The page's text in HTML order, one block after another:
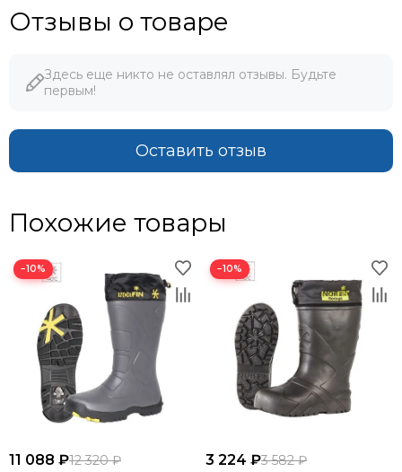
Отзывы о товаре
Здесь еще никто не оставлял отзывы. Будьте
первым!
Оставить отзыв
Похожие товары
−10%
11 088 ₽12 320 ₽
−10%
3 224 ₽3 582 ₽